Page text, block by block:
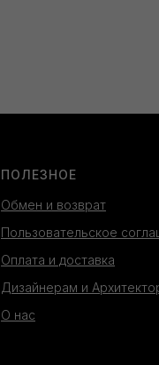
ПОЛЕЗНОЕ
Обмен и возврат
Пользовательское
Оплата и доставка
Дизайнерам и
О нас